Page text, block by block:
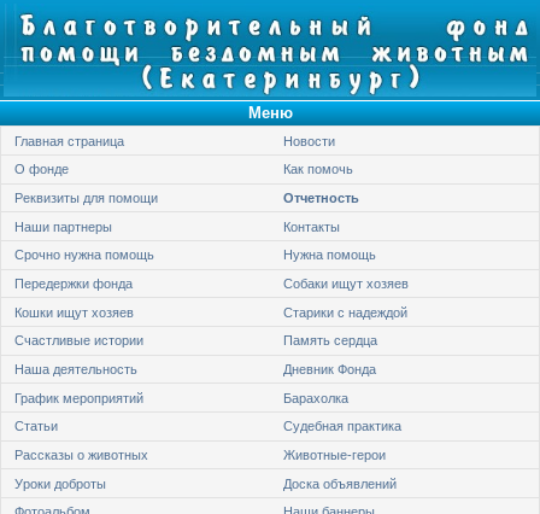
Меню
Главная страница
Новости
О фонде
Как помочь
Реквизиты для помощи
Отчетность
Наши партнеры
Контакты
Срочно нужна помощь
Нужна помощь
Передержки фонда
Собаки ищут хозяев
Кошки ищут хозяев
Старики с надеждой
Счастливые истории
Память сердца
Наша деятельность
Дневник Фонда
График мероприятий
Барахолка
Статьи
Судебная практика
Рассказы о животных
Животные-герои
Уроки доброты
Доска объявлений